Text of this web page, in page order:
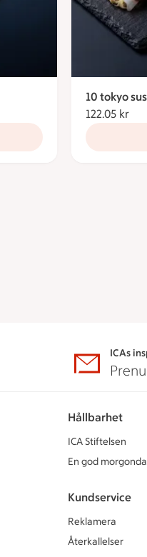
10 tokyo
122.05 kr
ICAs
Hållbarhet
ICA Stiftelsen
En god
Kundservice
Reklamera
Återkallelser